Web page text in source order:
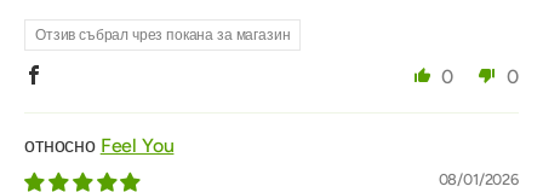
Отзив събрал чрез покана за магазин
0 0
Feel You
08/01/2026